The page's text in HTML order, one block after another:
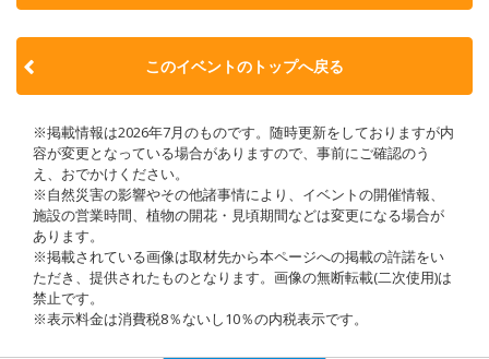
このイベントのトップへ戻る
※掲載情報は2026年7月のものです。随時更新をしておりますが内
容が変更となっている場合がありますので、事前にご確認のう
え、おでかけください。
※自然災害の影響やその他諸事情により、イベントの開催情報、
施設の営業時間、植物の開花・見頃期間などは変更になる場合が
あります。
※掲載されている画像は取材先から本ページへの掲載の許諾をい
ただき、提供されたものとなります。画像の無断転載(二次使用)は
禁止です。
※表示料金は消費税8％ないし10％の内税表示です。